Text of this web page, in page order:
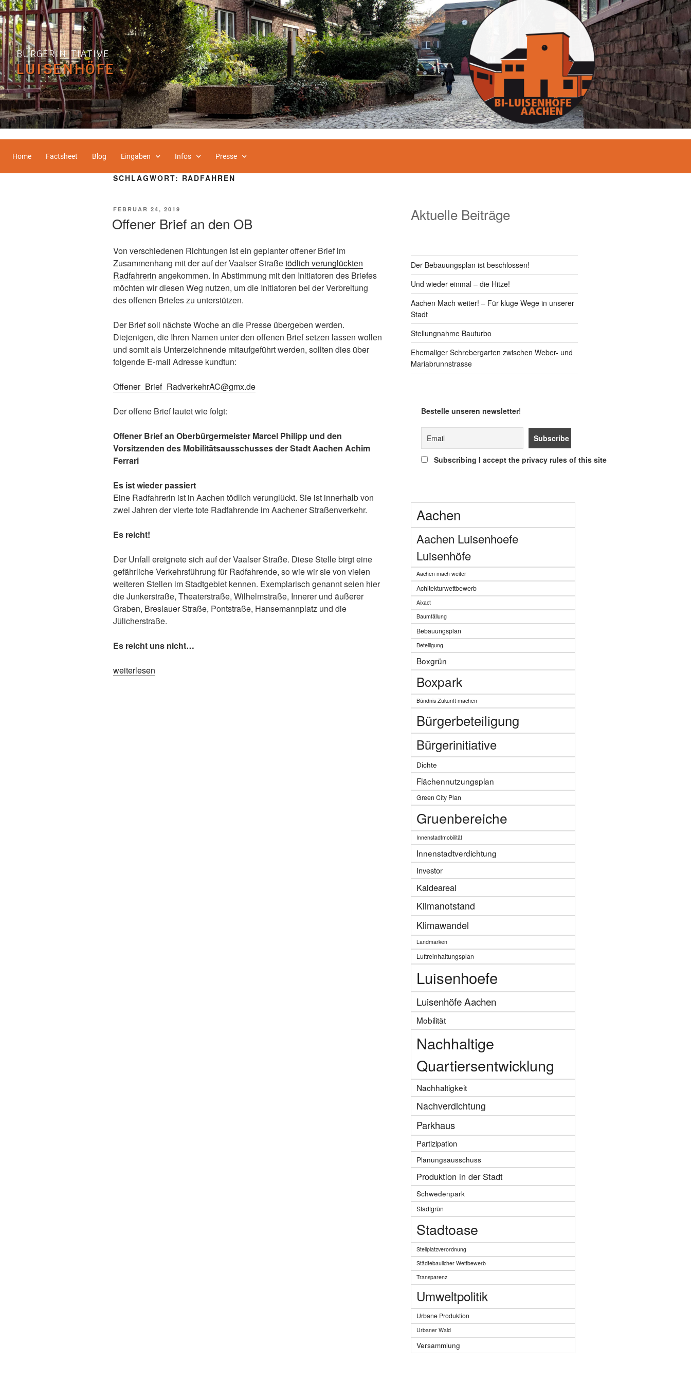
BÜRGERINITIATIVE
LUISENHÖFE
Home Factsheet Blog Eingaben Infos Presse
SCHLAGWORT: RADFAHREN
FEBRUAR 24, 2019
Offener Brief an den OB
Von verschiedenen Richtungen ist ein geplanter offener Brief im
Zusammenhang mit der auf der Vaalser Straßetödlich verunglückten
Radfahrerin angekommen. In Abstimmung mit den Initiatoren des Briefes
möchten wir diesen Weg nutzen, um die Initiatoren bei der Verbreitung
des offenen Briefes zu unterstützen.
Der Brief soll nächste Woche an die Presse übergeben werden.
Diejenigen, die Ihren Namen unter den offenen Brief setzen lassen wollen
und somit als Unterzeichnende mitaufgeführt werden, sollten dies über
folgende E-mail Adresse kundtun:
Offener_Brief_RadverkehrAC@gmx.de
Der offene Brief lautet wie folgt:
Offener Brief an Oberbürgermeister Marcel Philipp und den
Vorsitzenden des Mobilitätsausschusses der Stadt Aachen Achim
Ferrari
Es ist wieder passiert
Eine Radfahrerin ist in Aachen tödlich verunglückt. Sie ist innerhalb von
zwei Jahren der vierte tote Radfahrende im Aachener Straßenverkehr.
Es reicht!
Der Unfall ereignete sich auf der Vaalser Straße. Diese Stelle birgt eine
gefährliche Verkehrsführung für Radfahrende, so wie wir sie von vielen
weiteren Stellen im Stadtgebiet kennen. Exemplarisch genannt seien hier
die Junkerstraße, Theaterstraße, Wilhelmstraße, Innerer und äußerer
Graben, Breslauer Straße, Pontstraße, Hansemannplatz und die
Jülicherstraße.
Es reicht uns nicht…
weiterlesen
Aktuelle Beiträge
Der Bebauungsplan ist beschlossen!
Und wieder einmal – die Hitze!
Aachen Mach weiter! – Für kluge Wege in unserer
Stadt
Stellungnahme Bauturbo
Ehemaliger Schrebergarten zwischen Weber- und
Mariabrunnstrasse
Bestelle unseren newsletter!
Subscribing I accept the privacy rules of this site
Aachen
Aachen Luisenhoefe
Luisenhöfe
Aachen mach weiter
Achitekturwettbewerb
Aixact
Baumfällung
Bebauungsplan
Beteiligung
Boxgrün
Boxpark
Bündnis Zukunft machen
Bürgerbeteiligung
Bürgerinitiative
Dichte
Flächennutzungsplan
Green City Plan
Gruenbereiche
Innenstadtmobilität
Innenstadtverdichtung
Investor
Kaldeareal
Klimanotstand
Klimawandel
Landmarken
Luftreinhaltungsplan
Luisenhoefe
Luisenhöfe Aachen
Mobilität
Nachhaltige
Quartiersentwicklung
Nachhaltigkeit
Nachverdichtung
Parkhaus
Partizipation
Planungsausschuss
Produktion in der Stadt
Schwedenpark
Stadtgrün
Stadtoase
Stellplatzverordnung
Städtebaulicher Wettbewerb
Transparenz
Umweltpolitik
Urbane Produktion
Urbaner Wald
Versammlung